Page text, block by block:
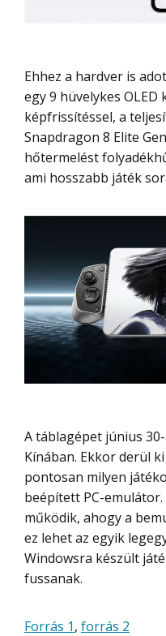
Ehhez a hardver is
egy 9 hüvelykes
képfrissítéssel, a
Snapdragon 8 Elite
hőtermelést
ami hosszabb játék
A táblagépet június 30-án mutatják be hivatalosan
Kínában. Ekkor derül
pontosan milyen
beépített PC-
működik, ahogy a
ez lehet az egyik
Windowsra készült
fussanak.
Forrás 1, forrás 2